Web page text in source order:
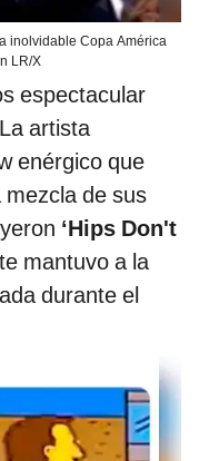
inolvidable Copa América
LR/X
espectacular
artista
enérgico que
de sus
‘Hips Don't
mantuvo a la
durante el